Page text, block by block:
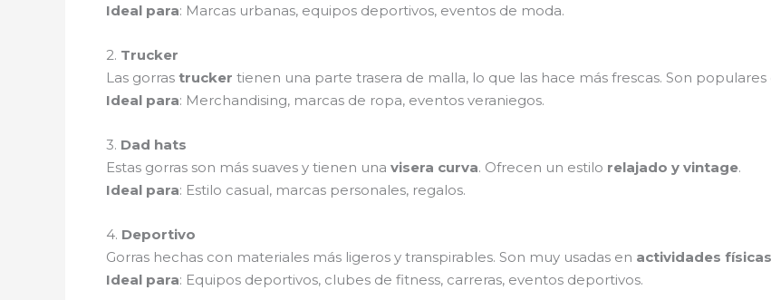
Ideal para: Marcas urbanas, equipos deportivos, eventos de moda.
2. Trucker
Las gorras trucker tienen una parte trasera de malla, lo que las hace más frescas. Son populares
Ideal para: Merchandising, marcas de ropa, eventos veraniegos.
3. Dad hats
Estas gorras son más suaves y tienen una visera curva. Ofrecen un estilo relajado y vintage.
Ideal para: Estilo casual, marcas personales, regalos.
4. Deportivo
Gorras hechas con materiales más ligeros y transpirables. Son muy usadas en actividades físicas
Ideal para: Equipos deportivos, clubes de fitness, carreras, eventos deportivos.